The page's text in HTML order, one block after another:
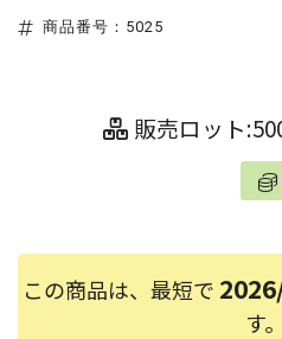
商品番号：5025
販売ロット
この商品は、最短で
す。